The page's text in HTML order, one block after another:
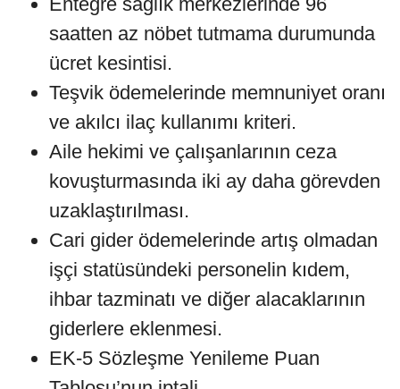
saatten az nöbet tutmama durumunda
ücret kesintisi.
Teşvik ödemelerinde memnuniyet oranı
ve akılcı ilaç kullanımı kriteri.
Aile hekimi ve çalışanlarının ceza
kovuşturmasında iki ay daha görevden
uzaklaştırılması.
Cari gider ödemelerinde artış olmadan
işçi statüsündeki personelin kıdem,
ihbar tazminatı ve diğer alacaklarının
giderlere eklenmesi.
EK-5 Sözleşme Yenileme Puan